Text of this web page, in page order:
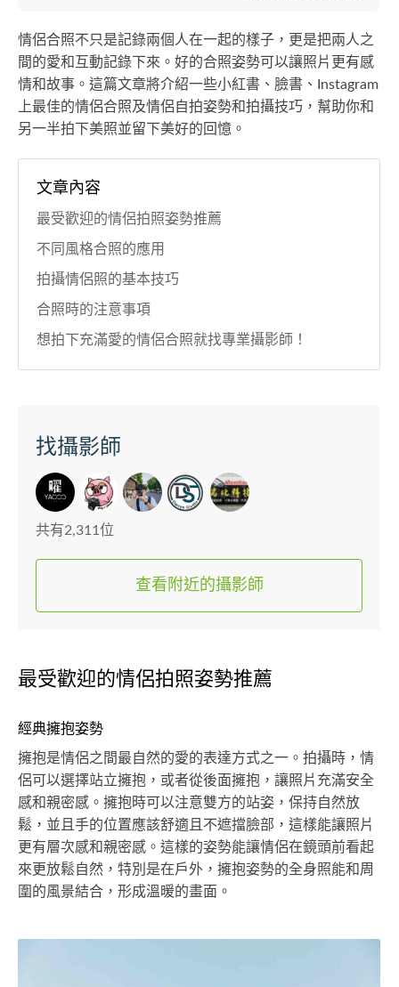
情侶合照不只是記錄兩個人在一起的樣子，更是把兩人之
間的愛和互動記錄下來。好的合照姿勢可以讓照片更有感
情和故事。這篇文章將介紹一些小紅書、臉書、Instagram
上最佳的情侶合照及情侶自拍姿勢和拍攝技巧，幫助你和
另一半拍下美照並留下美好的回憶。
文章內容
最受歡迎的情侶拍照姿勢推薦
不同風格合照的應用
拍攝情侶照的基本技巧
合照時的注意事項
想拍下充滿愛的情侶合照就找專業攝影師！
找攝影師
共有2,311位
查看附近的攝影師
最受歡迎的情侶拍照姿勢推薦
經典擁抱姿勢
擁抱是情侶之間最自然的愛的表達方式之一。拍攝時，情
侶可以選擇站立擁抱，或者從後面擁抱，讓照片充滿安全
感和親密感。擁抱時可以注意雙方的站姿，保持自然放
鬆，並且手的位置應該舒適且不遮擋臉部，這樣能讓照片
更有層次感和親密感。這樣的姿勢能讓情侶在鏡頭前看起
來更放鬆自然，特別是在戶外，擁抱姿勢的全身照能和周
圍的風景結合，形成溫暖的畫面。